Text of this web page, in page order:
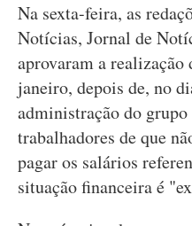
Na sexta-feira, as
Notícias, Jornal de
aprovaram a realização
janeiro, depois de, no
administração do
trabalhadores de que
pagar os salários
situação financeira é